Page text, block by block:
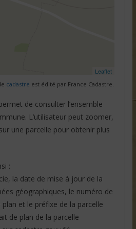
cadastre est édité par France Cadastre.
de consulter l’ensemble
L’utilisateur peut zoomer,
une parcelle pour obtenir plus
:
la date de mise à jour de la
géographiques, le numéro de
et le préfixe de la parcelle
de plan de la parcelle